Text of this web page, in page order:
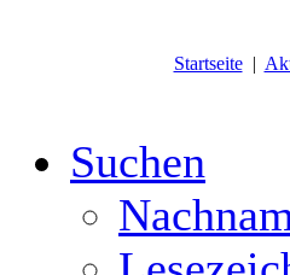
Startseite|
Suchen